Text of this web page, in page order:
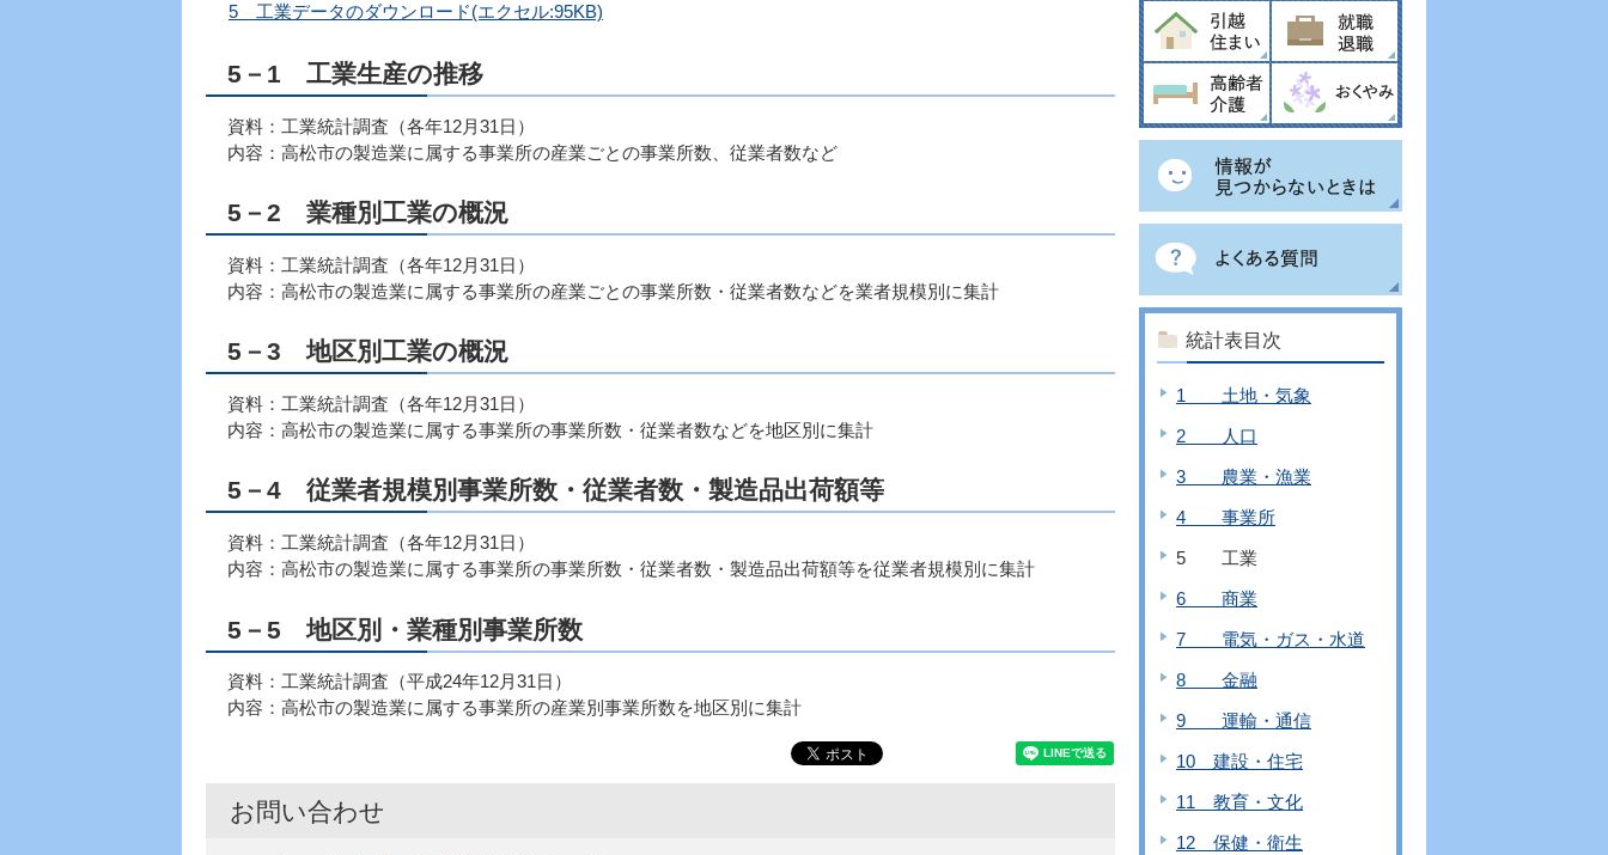
5 工業データのダウンロード(エクセル:95KB)
5－1 工業生産の推移
資料：工業統計調査（各年12月31日）
内容：高松市の製造業に属する事業所の産業ごとの事業所数、従業者数など
5－2 業種別工業の概況
資料：工業統計調査（各年12月31日）
内容：高松市の製造業に属する事業所の産業ごとの事業所数・従業者数などを業者規模別に集計
5－3 地区別工業の概況
資料：工業統計調査（各年12月31日）
内容：高松市の製造業に属する事業所の事業所数・従業者数などを地区別に集計
5－4 従業者規模別事業所数・従業者数・製造品出荷額等
資料：工業統計調査（各年12月31日）
内容：高松市の製造業に属する事業所の事業所数・従業者数・製造品出荷額等を従業者規模別に集計
5－5 地区別・業種別事業所数
資料：工業統計調査（平成24年12月31日）
内容：高松市の製造業に属する事業所の産業別事業所数を地区別に集計
お問い合わせ
統計表目次
1 土地・気象
2 人口
3 農業・漁業
4 事業所
5 工業
6 商業
7 電気・ガス・水道
8 金融
9 運輸・通信
10 建設・住宅
11 教育・文化
12 保健・衛生